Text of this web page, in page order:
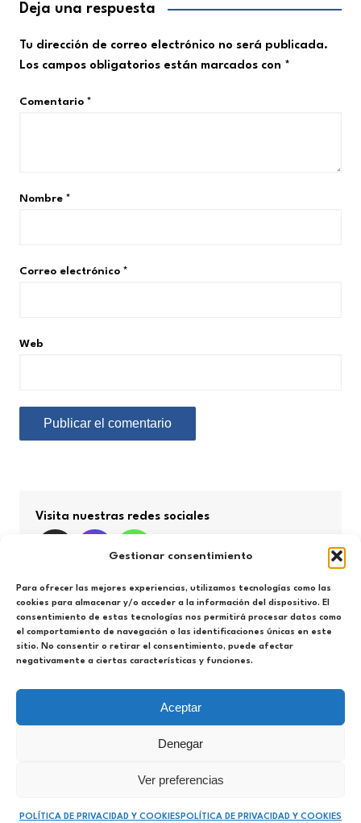
Gestionar consentimiento
Para ofrecer las mejores experiencias, utilizamos tecnologías como las
cookies para almacenar y/o acceder a la información del dispositivo. El
consentimiento de estas tecnologías nos permitirá procesar datos como
el comportamiento de navegación o las identificaciones únicas en este
sitio. No consentir o retirar el consentimiento, puede afectar
negativamente a ciertas características y funciones.
Aceptar
Denegar
Ver preferencias
POLÍTICA DE PRIVACIDAD Y COOKIES POLÍTICA DE PRIVACIDAD Y COOKIES
Deja una respuesta
Tu dirección de correo electrónico no será publicada.
Los campos obligatorios están marcados con *
Comentario *
Nombre *
Correo electrónico *
Web
Visita nuestras redes sociales
Búsqueda por categorías
Búsqueda
Política de privacidad y cookies